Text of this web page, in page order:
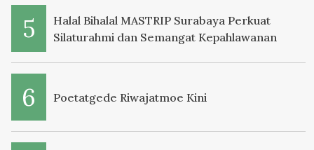
Halal Bihalal MASTRIP Surabaya Perkuat
Silaturahmi dan Semangat Kepahlawanan
Poetatgede Riwajatmoe Kini